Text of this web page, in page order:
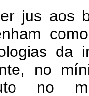
jus aos
da
no
no